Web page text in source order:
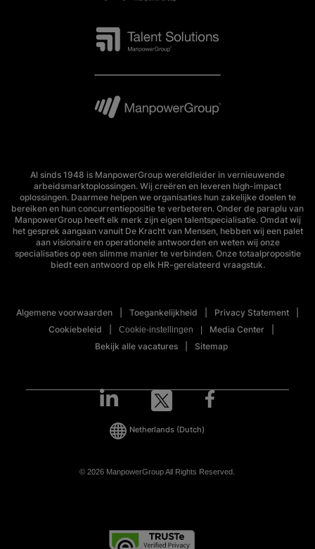
Al sinds 1948 is ManpowerGroup wereldleider in vernieuwende
arbeidsmarktoplossingen. Wij creëren en leveren high-impact
oplossingen. Daarmee helpen we organisaties hun zakelijke doelen te
bereiken en hun concurrentiepositie te verbeteren. Onder de paraplu van
ManpowerGroup heeft elk merk zijn eigen talentspecialisatie. Omdat wij
het gesprek aangaan vanuit De Kracht van Mensen, hebben wij een palet
aan visionaire en operationele antwoorden en weten wij onze
specialisaties op een slimme manier te verbinden. Onze totaalpropositie
biedt een antwoord op elk HR-gerelateerd vraagstuk.
Algemene voorwaarden Toegankelijkheid
Privacy Statement
Cookiebeleid
Cookie-instellingen
Media Center
Bekijk alle vacatures
Sitemap
© 2026 ManpowerGroup All Rights Reserved.
Netherlands (Dutch)